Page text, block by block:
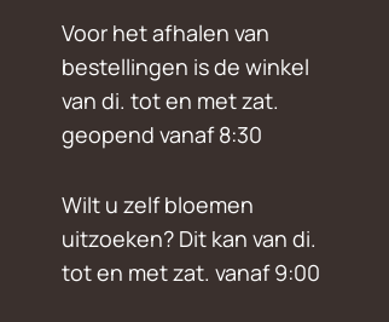
Voor het afhalen van
bestellingen is de winkel
van di. tot en met zat.
geopend vanaf 8:30
Wilt u zelf bloemen
uitzoeken? Dit kan van di.
tot en met zat. vanaf 9:00